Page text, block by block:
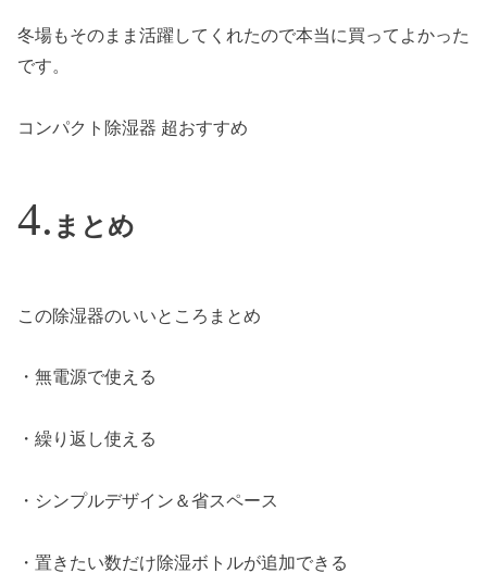
冬場もそのまま活躍してくれたので本当に買ってよかった
です。
コンパクト除湿器 超おすすめ
まとめ
この除湿器のいいところまとめ
・無電源で使える
・繰り返し使える
・シンプルデザイン＆省スペース
・置きたい数だけ除湿ボトルが追加できる